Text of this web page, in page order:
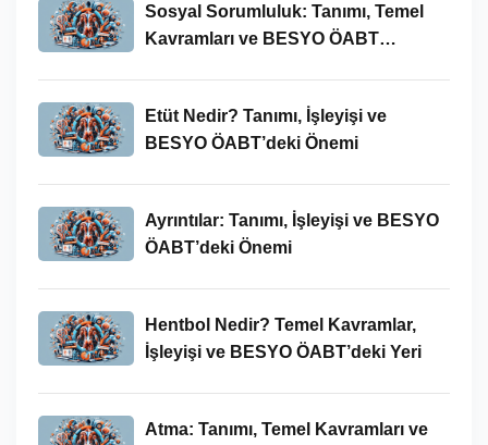
Sosyal Sorumluluk: Tanımı, Temel
Kavramları ve BESYO ÖABT
Etüt Nedir? Tanımı, İşleyişi ve
BESYO ÖABT’deki Önemi
Ayrıntılar: Tanımı, İşleyişi ve BESYO
ÖABT’deki Önemi
Hentbol Nedir? Temel Kavramlar,
İşleyişi ve BESYO ÖABT’deki Yeri
Atma: Tanımı, Temel Kavramları ve